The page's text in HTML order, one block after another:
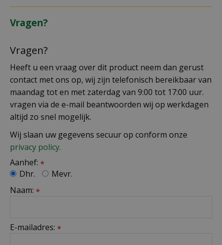
Vragen?
Vragen?
Heeft u een vraag over dit product neem dan gerust
contact met ons op, wij zijn telefonisch bereikbaar van
maandag tot en met zaterdag van 9:00 tot 17:00 uur.
vragen via de e-mail beantwoorden wij op werkdagen
altijd zo snel mogelijk.
Wij slaan uw gegevens secuur op conform onze
privacy policy.
Aanhef: *
Dhr.
Mevr.
Naam: *
E-mailadres: *